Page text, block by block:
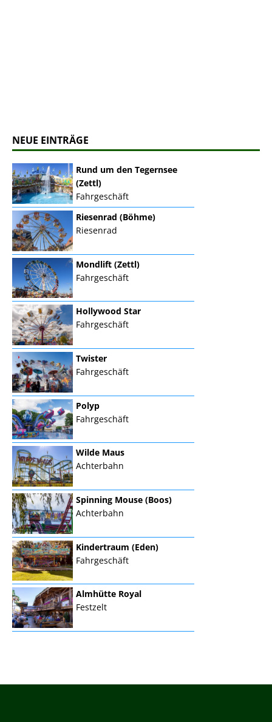
NEUE EINTRÄGE
Rund um den Tegernsee
(Zettl)
Fahrgeschäft
Riesenrad (Böhme)
Riesenrad
Mondlift (Zettl)
Fahrgeschäft
Hollywood Star
Fahrgeschäft
Twister
Fahrgeschäft
Polyp
Fahrgeschäft
Wilde Maus
Achterbahn
Spinning Mouse (Boos)
Achterbahn
Kindertraum (Eden)
Fahrgeschäft
Almhütte Royal
Festzelt